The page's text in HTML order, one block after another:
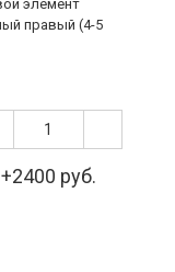
+2400 руб.